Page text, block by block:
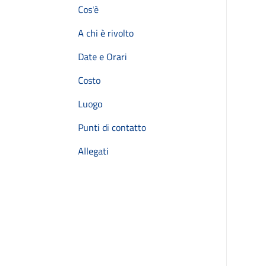
Cos'è
A chi è rivolto
Date e Orari
Costo
Luogo
Punti di contatto
Allegati